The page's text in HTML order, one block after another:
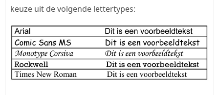
keuze uit de volgende lettertypes: